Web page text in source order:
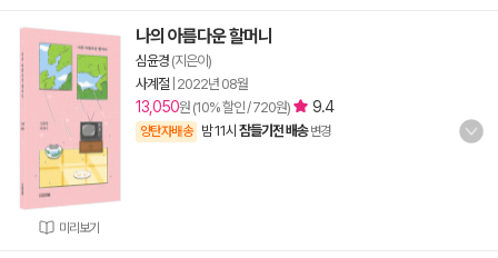
미리보기
나의 아름다운 할머니
심윤경 (지은이)
사계절 2022년 08월
13,050원 (10% 할인 / 720원) 9.4
양탄자배송 밤 11시 잠들기전 배송 변경